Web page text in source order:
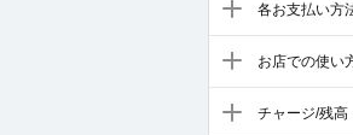
各お支払い方
お店での使い
チャージ/残高